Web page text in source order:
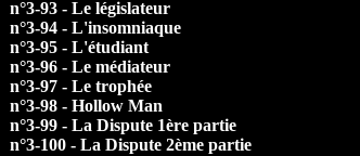
n°3-93 - Le législateur
n°3-94 - L'insomniaque
n°3-95 - L'étudiant
n°3-96 - Le médiateur
n°3-97 - Le trophée
n°3-98 - Hollow Man
n°3-99 - La Dispute 1ère partie
n°3-100 - La Dispute 2ème partie